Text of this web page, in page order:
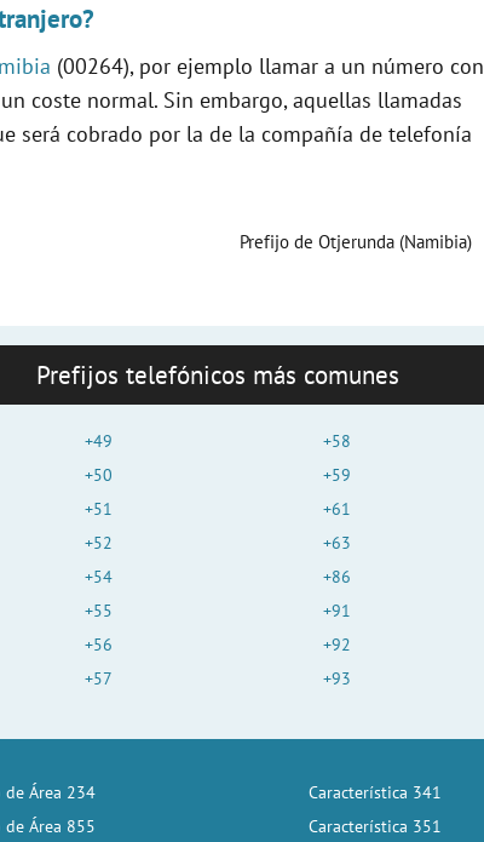
(00264), por ejemplo llamar a un número con
coste normal. Sin embargo, aquellas llamadas
será cobrado por la de la compañía de telefonía
Prefijo de Otjerunda (Namibia)
Prefijos telefónicos más comunes
+49
+50
+51
+52
+54
+55
+56
+57
+58
+59
+61
+63
+86
+91
+92
+93
de Área 234
de Área 855
Característica 341
Característica 351